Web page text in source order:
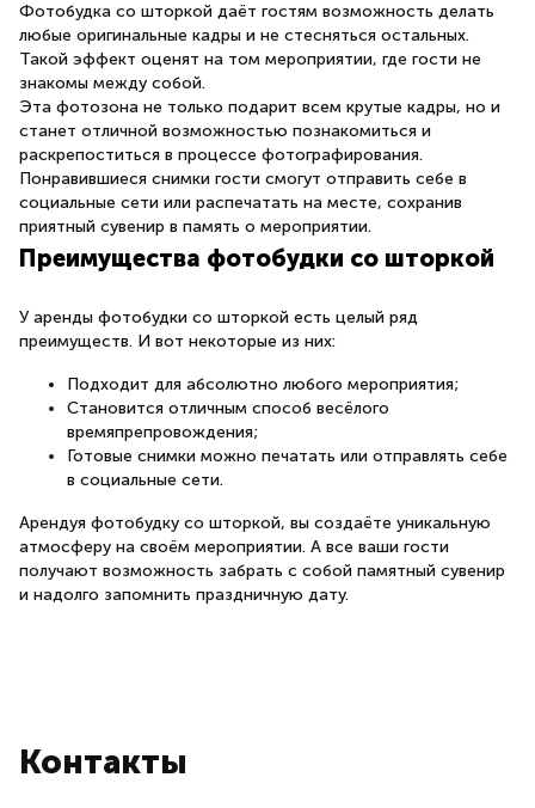
Фотобудка со шторкой даёт гостям возможность делать
любые оригинальные кадры и не стесняться остальных.
Такой эффект оценят на том мероприятии, где гости не
знакомы между собой.
Эта фотозона не только подарит всем крутые кадры, но и
станет отличной возможностью познакомиться и
раскрепоститься в процессе фотографирования.
Понравившиеся снимки гости смогут отправить себе в
социальные сети или распечатать на месте, сохранив
приятный сувенир в память о мероприятии.
Преимущества фотобудки со шторкой
У аренды фотобудки со шторкой есть целый ряд
преимуществ. И вот некоторые из них:
Подходит для абсолютно любого мероприятия;
Становится отличным способ весёлого
времяпрепровождения;
Готовые снимки можно печатать или отправлять себе
в социальные сети.
Арендуя фотобудку со шторкой, вы создаёте уникальную
атмосферу на своём мероприятии. А все ваши гости
получают возможность забрать с собой памятный сувенир
и надолго запомнить праздничную дату.
Контакты